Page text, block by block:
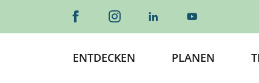
ENTDECKEN PLANEN